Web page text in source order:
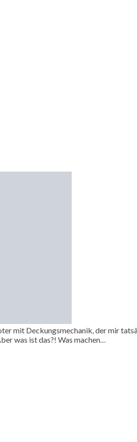
mit Deckungsmechanik, der mir
was ist das?! Was machen…